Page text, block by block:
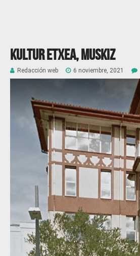
Kultur etxea, Muskiz
Redacción web 6 noviembre, 2021